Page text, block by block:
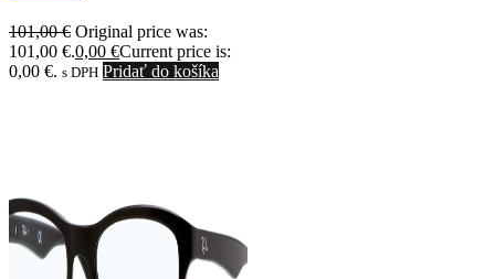
101,00€ Original price was:
101,00 €.0,00 €Current price is:
0,00 €. s DPH Pridať do košíka